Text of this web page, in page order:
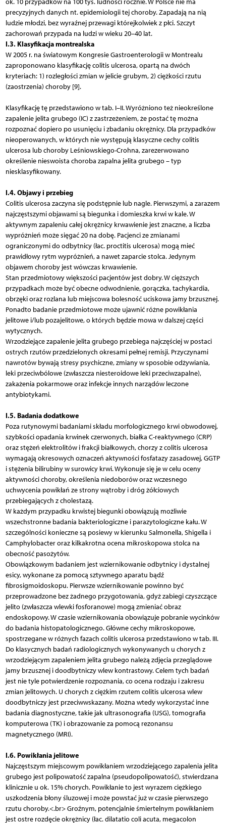
precyzyjnych danych nt. epidemiologii tej choroby. Zapadają na nią
ludzie młodzi, bez wyraźnej przewagi którejkolwiek z płci. Szczyt
zachorowań przypada na ludzi w wieku 20–40 lat.
I.3. Klasyfikacja montrealska
W 2005 r. na światowym Kongresie Gastroenterologii w Montrealu
zaproponowano klasyfikację colitis ulcerosa, opartą na dwóch
kryteriach: 1) rozległości zmian w jelicie grubym, 2) ciężkości rzutu
(zaostrzenia) choroby [9].
Klasyfikację tę przedstawiono w tab. I–II. Wyróżniono też nieokreślone
zapalenie jelita grubego (IC) z zastrzeżeniem, że postać tę można
rozpoznać dopiero po usunięciu i zbadaniu okrężnicy. Dla przypadków
nieoperowanych, w których nie występują klasyczne cechy colitis
ulcerosa lub choroby Leśniowskiego-Crohna, zarezerwowano
określenie nieswoista choroba zapalna jelita grubego – typ
niesklasyfikowany.
I.4. Objawy i przebieg
Colitis ulcerosa zaczyna się podstępnie lub nagle. Pierwszymi, a zarazem
najczęstszymi objawami są biegunka i domieszka krwi w kale. W
aktywnym zapaleniu całej okrężnicy krwawienie jest znaczne, a liczba
wypróżnień może sięgać 20 na dobę. Pacjenci ze zmianami
ograniczonymi do odbytnicy (łac. proctitis ulcerosa) mogą mieć
prawidłowy rytm wypróżnień, a nawet zaparcie stolca. Jedynym
objawem choroby jest wówczas krwawienie.
Stan przedmiotowy większości pacjentów jest dobry. W cięższych
przypadkach może być obecne odwodnienie, gorączka, tachykardia,
obrzęki oraz rozlana lub miejscowa bolesność uciskowa jamy brzusznej.
Ponadto badanie przedmiotowe może ujawnić różne powikłania
jelitowe i/lub pozajelitowe, o których będzie mowa w dalszej części
wytycznych.
Wrzodziejące zapalenie jelita grubego przebiega najczęściej w postaci
ostrych rzutów przedzielonych okresami pełnej remisji. Przyczynami
nawrotów bywają stresy psychiczne, zmiany w sposobie odżywiania,
leki przeciwbólowe (zwłaszcza niesteroidowe leki przeciwzapalne),
zakażenia pokarmowe oraz infekcje innych narządów leczone
antybiotykami.
I.5. Badania dodatkowe
Poza rutynowymi badaniami składu morfologicznego krwi obwodowej,
szybkości opadania krwinek czerwonych, białka C-reaktywnego (CRP)
oraz stężeń elektrolitów i frakcji białkowych, chorzy z colitis ulcerosa
wymagają okresowych oznaczeń aktywności fosfatazy zasadowej, GGTP
i stężenia bilirubiny w surowicy krwi. Wykonuje się je w celu oceny
aktywności choroby, określenia niedoborów oraz wczesnego
uchwycenia powikłań ze strony wątroby i dróg żółciowych
przebiegających z cholestazą.
W każdym przypadku krwistej biegunki obowiązują możliwie
wszechstronne badania bakteriologiczne i parazytologiczne kału. W
szczególności konieczne są posiewy w kierunku Salmonella, Shigella i
Camphylobacter oraz kilkakrotna ocena mikroskopowa stolca na
obecność pasożytów.
Obowiązkowym badaniem jest wziernikowanie odbytnicy i dystalnej
esicy, wykonane za pomocą sztywnego aparatu bądź
fibrosigmoidoskopu. Pierwsze wziernikowanie powinno być
przeprowadzone bez żadnego przygotowania, gdyż zabiegi czyszczące
jelito (zwłaszcza wlewki fosforanowe) mogą zmieniać obraz
endoskopowy. W czasie wziernikowania obowiązuje pobranie wycinków
do badania histopatologicznego. Główne cechy mikroskopowe,
spostrzegane w różnych fazach colitis ulcerosa przedstawiono w tab. III.
Do klasycznych badań radiologicznych wykonywanych u chorych z
wrzodziejącym zapaleniem jelita grubego należą zdjęcia przeglądowe
jamy brzusznej i doodbytniczy wlew kontrastowy. Celem tych badań
jest nie tyle potwierdzenie rozpoznania, co ocena rodzaju i zakresu
zmian jelitowych. U chorych z ciężkim rzutem colitis ulcerosa wlew
doodbytniczy jest przeciwwskazany. Można wtedy wykorzystać inne
badania diagnostyczne, takie jak ultrasonografia (USG), tomografia
komputerowa (TK) i obrazowanie za pomocą rezonansu
magnetycznego (MRI).
I.6. Powikłania jelitowe
Najczęstszym miejscowym powikłaniem wrzodziejącego zapalenia jelita
grubego jest polipowatość zapalna (pseudopolipowatość), stwierdzana
klinicznie u ok. 15% chorych. Powikłanie to jest wyrazem ciężkiego
uszkodzenia błony śluzowej i może powstać już w czasie pierwszego
rzutu choroby.<.br> Groźnym, potencjalnie śmiertelnym powikłaniem
jest ostre rozdęcie okrężnicy (łac. dilatatio coli acuta, megacolon